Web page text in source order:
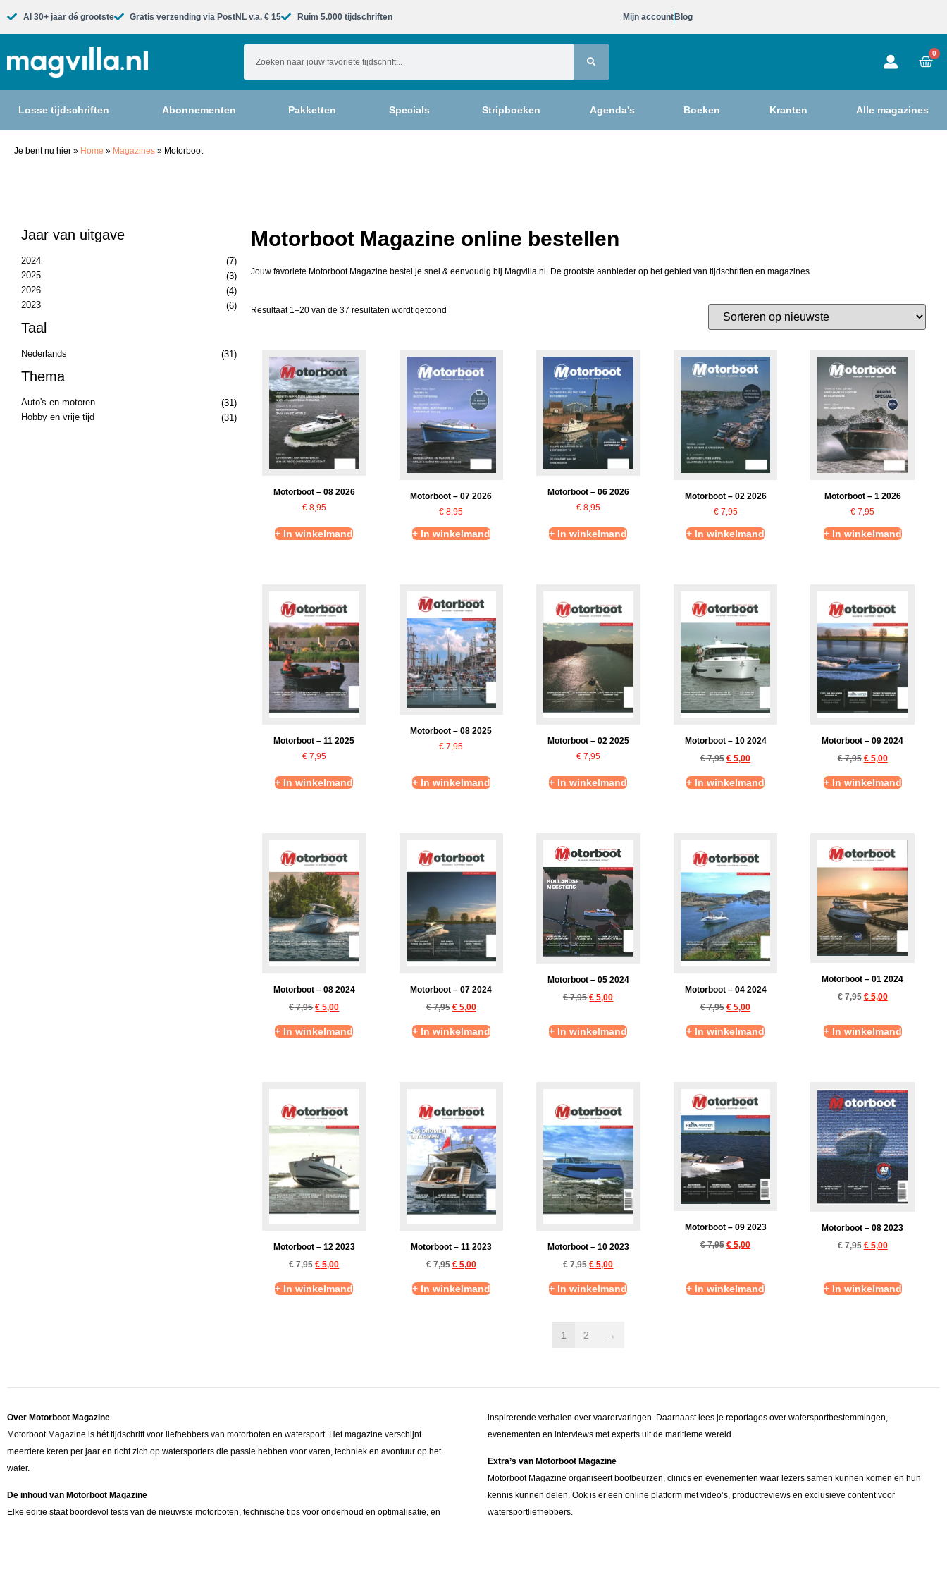
Al 30+ jaar dé grootste​ Gratis verzending via PostNL v.a. € 15 Ruim 5.000 tijdschriften​ Mijn account Blog
0
Losse tijdschriften Abonnementen Pakketten Specials Stripboeken Agenda's Boeken Kranten Alle magazines
Je bent nu hier » Home » Magazines » Motorboot
Jaar van uitgave
2024
(7)
2025
(3)
2026
(4)
2023
(6)
Taal
Nederlands (31)
Thema
Auto's en motoren
(31)
Hobby en vrije tijd
(31)
Motorboot Magazine online bestellen
Jouw favoriete Motorboot Magazine bestel je snel & eenvoudig bij Magvilla.nl. De grootste aanbieder op het gebied van tijdschriften en magazines.
Resultaat 1–20 van de 37 resultaten wordt getoond
Motorboot – 08 2026
€8,95
+ In winkelmand
Motorboot – 07 2026
€ 8,95
+ In winkelmand
Motorboot – 06 2026
€8,95
+ In winkelmand
Motorboot – 02 2026
€7,95
+ In winkelmand
Motorboot – 1 2026
€ 7,95
+ In winkelmand
Motorboot – 11 2025
€7,95
+ In winkelmand
Motorboot – 08 2025
€ 7,95
+ In winkelmand
Motorboot – 02 2025
€7,95
+ In winkelmand
Motorboot – 10 2024
€7,95 € 5,00
+ In winkelmand
Motorboot – 09 2024
€7,95 €5,00
+ In winkelmand
Motorboot – 08 2024
€7,95 € 5,00
+ In winkelmand
Motorboot – 07 2024
€7,95 €5,00
+ In winkelmand
Motorboot – 05 2024
€7,95 € 5,00
+ In winkelmand
Motorboot – 04 2024
€7,95 € 5,00
+ In winkelmand
Motorboot – 01 2024
€7,95 €5,00
+ In winkelmand
Motorboot – 12 2023
€7,95 € 5,00
+ In winkelmand
Motorboot – 11 2023
€7,95 €5,00
+ In winkelmand
Motorboot – 10 2023
€7,95 € 5,00
+ In winkelmand
Motorboot – 09 2023
€7,95 € 5,00
+ In winkelmand
Motorboot – 08 2023
€7,95 €5,00
+ In winkelmand
1 2 →
Over Motorboot Magazine
Motorboot Magazine is hét tijdschrift voor liefhebbers van motorboten en watersport. Het magazine verschijnt
meerdere keren per jaar en richt zich op watersporters die passie hebben voor varen, techniek en avontuur op het
water.
De inhoud van Motorboot Magazine
Elke editie staat boordevol tests van de nieuwste motorboten, technische tips voor onderhoud en optimalisatie, en
inspirerende verhalen over vaarervaringen. Daarnaast lees je reportages over watersportbestemmingen,
evenementen en interviews met experts uit de maritieme wereld.
Extra’s van Motorboot Magazine
Motorboot Magazine organiseert bootbeurzen, clinics en evenementen waar lezers samen kunnen komen en hun
kennis kunnen delen. Ook is er een online platform met video’s, productreviews en exclusieve content voor
watersportliefhebbers.